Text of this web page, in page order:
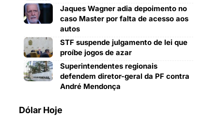
Jaques Wagner adia depoimento no
caso Master por falta de acesso aos
autos
STF suspende julgamento de lei que
proíbe jogos de azar
Superintendentes regionais
defendem diretor-geral da PF contra
André Mendonça
Dólar Hoje